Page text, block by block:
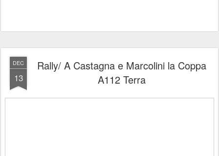
DEC
13
Rally/ A Castagna e Marcolini la Coppa
A112 Terra